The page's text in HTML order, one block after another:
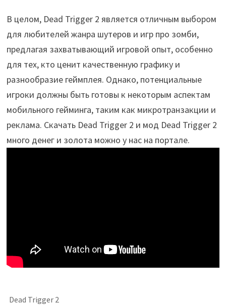
В целом, Dead Trigger 2 является отличным выбором
для любителей жанра шутеров и игр про зомби,
предлагая захватывающий игровой опыт, особенно
для тех, кто ценит качественную графику и
разнообразие геймплея. Однако, потенциальные
игроки должны быть готовы к некоторым аспектам
мобильного гейминга, таким как микротранзакции и
реклама. Скачать Dead Trigger 2 и мод Dead Trigger 2
много денег и золота можно у нас на портале.
Dead Trigger 2